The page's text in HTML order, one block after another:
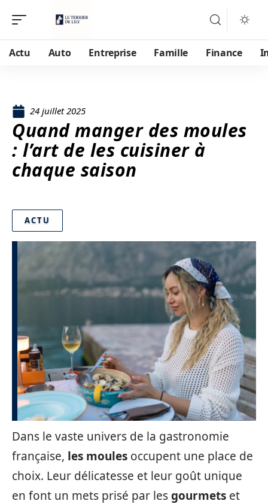
Actu Auto Entreprise Famille Finance
24 juillet 2025
Quand manger des moules
: l’art de les cuisiner à
chaque saison
ACTU
Dans le vaste univers de la gastronomie
française, les moules occupent une place de
choix. Leur délicatesse et leur goût unique
en font un mets prisé par lesgourmets et